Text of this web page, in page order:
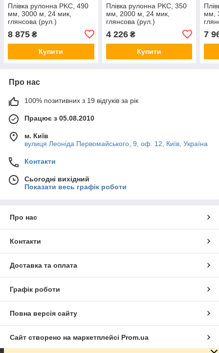
Плівка рулонна PKC, 490
мм, 3000 м, 24 мик,
глянсова (рул.)
8 875 ₴
Купити
Плівка рулонна PKC, 350
мм, 2000 м, 24 мик,
глянсова (рул.)
4 226₴
Купити
мм,
7
Про нас
100% позитивних з 19 відгуків за рік
Працює з 05.08.2010
м. Київ
вулиця Леоніда Первомайського, 9, оф. 12, Київ, Україна
Контакти
Сьогодні вихідний
Показати весь графік роботи
Про нас
Контакти
Доставка та оплата
Графік роботи
Повна версія сайту
Сайт створено на маркетплейсі Prom.ua